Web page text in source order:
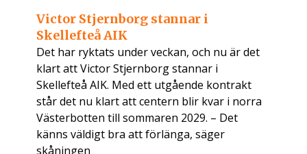
Victor Stjernborg stannar i
Skellefteå AIK
Det har ryktats under veckan, och nu är det
klart att Victor Stjernborg stannar i
Skellefteå AIK. Med ett utgående kontrakt
står det nu klart att centern blir kvar i norra
Västerbotten till sommaren 2029. – Det
känns väldigt bra att förlänga, säger
skåningen